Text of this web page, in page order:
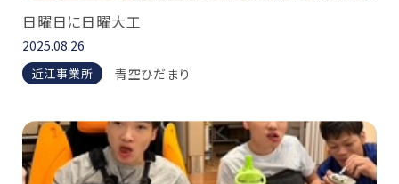
日曜日に日曜大工
2025.08.26
近江事業所 青空ひだまり